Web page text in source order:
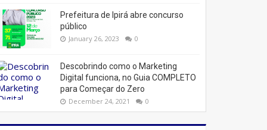
Prefeitura de Ipirá abre concurso
público
January 26, 2023 0
Descobrindo como o Marketing
Digital funciona, no Guia COMPLETO
para Começar do Zero
December 24, 2021 0